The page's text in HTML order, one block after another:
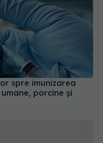
spre imunizarea
porcine și